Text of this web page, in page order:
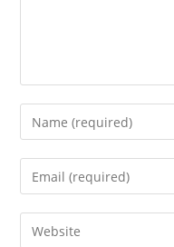
Enter
your
name
Enter
your
email
address
Enter